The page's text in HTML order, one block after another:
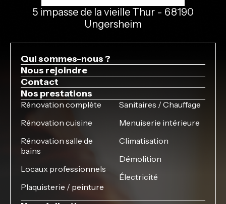
5 impasse de la vieille Thur - 68190
Ungersheim
Qui sommes-nous ?
Nous rejoindre
Contact
Nos prestations
Rénovation complète
Rénovation cuisine
Rénovation salle de
bains
Locaux professionnels
Plaquisterie / peinture
Sanitaires / Chauffage
Menuiserie intérieure
Climatisation
Démolition
Électricité